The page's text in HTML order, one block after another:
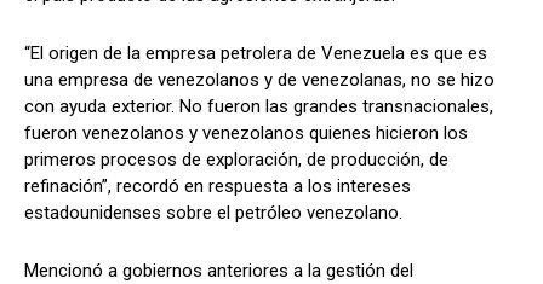
“El origen de la empresa petrolera de Venezuela es que es
una empresa de venezolanos y de venezolanas, no se hizo
con ayuda exterior. No fueron las grandes transnacionales,
fueron venezolanos y venezolanos quienes hicieron los
primeros procesos de exploración, de producción, de
refinación”, recordó en respuesta a los intereses
estadounidenses sobre el petróleo venezolano.
Mencionó a gobiernos anteriores a la gestión del